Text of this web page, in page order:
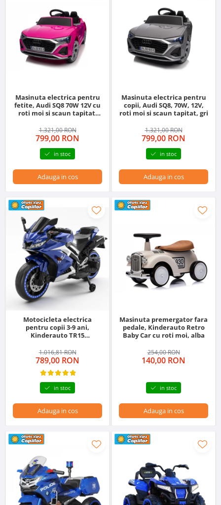
Masinuta electrica pentru
fetite, Audi SQ8 70W 12V cu
roti moi si scaun tapitat,
1.321,00 RON
799,00 RON
in stoc
Adauga in cos
Masinuta electrica pentru
copii, Audi SQ8, 70W, 12V,
roti moi si scaun tapitat, gri
1.321,00 RON
799,00 RON
in stoc
Adauga in cos
Motocicleta electrica
pentru copii 3-9 ani,
Kinderauto TR15
PREMIUM, albastra
1.016,81 RON
789,00 RON
in stoc
Adauga in cos
Masinuta premergator fara
pedale, Kinderauto Retro
Baby Car cu roti moi, alba
254,00 RON
140,00 RON
in stoc
Adauga in cos